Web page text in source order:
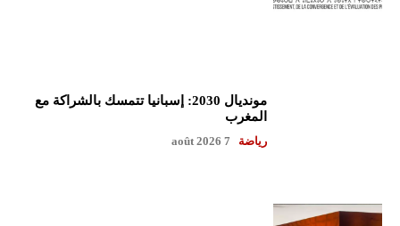
مونديال 2030: إسبانيا تتمسك بالشراكة مع
المغرب
رياضة 7 août 2026